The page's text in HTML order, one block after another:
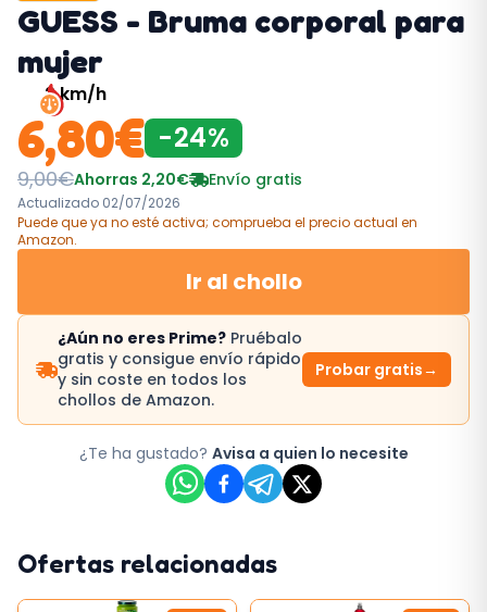
GUESS - Bruma corporal para
mujer
2km/h
6,80€ -24%
9,00€Ahorras 2,20€ Envío gratis
Actualizado 02/07/2026
Puede que ya no esté activa; comprueba el precio actual en
Amazon.
Ir al chollo
¿Aún no eres Prime? Pruébalo
gratis y consigue envío rápido
y sin coste en todos los
chollos de Amazon.
Probar gratis→
¿Te ha gustado? Avisa a quien lo necesite
Ofertas relacionadas